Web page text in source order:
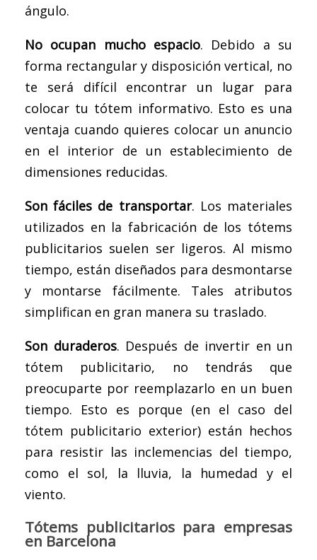
ángulo.
No ocupan mucho espacio. Debido a su
forma rectangular y disposición vertical, no
te será difícil encontrar un lugar para
colocar tu tótem informativo. Esto es una
ventaja cuando quieres colocar un anuncio
en el interior de un establecimiento de
dimensiones reducidas.
Son fáciles de transportar. Los materiales
utilizados en la fabricación de los tótems
publicitarios suelen ser ligeros. Al mismo
tiempo, están diseñados para desmontarse
y montarse fácilmente. Tales atributos
simplifican en gran manera su traslado.
Son duraderos. Después de invertir en un
tótem publicitario, no tendrás que
preocuparte por reemplazarlo en un buen
tiempo. Esto es porque (en el caso del
tótem publicitario exterior) están hechos
para resistir las inclemencias del tiempo,
como el sol, la lluvia, la humedad y el
viento.
Tótems publicitarios para empresas
en Barcelona